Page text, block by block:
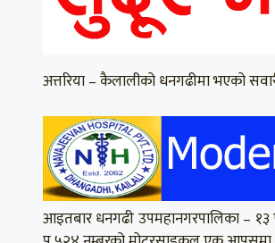
अत्तरिया – कैलालीको धनगढीमा भएको
आइतबार धनगढी उपमहानगरपालिका – १३